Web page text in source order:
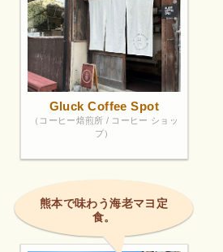
Gluck Coffee Spot
（コーヒー焙煎所 / コーヒー ショッ
プ）
熊本で味わう海老マヨ定
食。